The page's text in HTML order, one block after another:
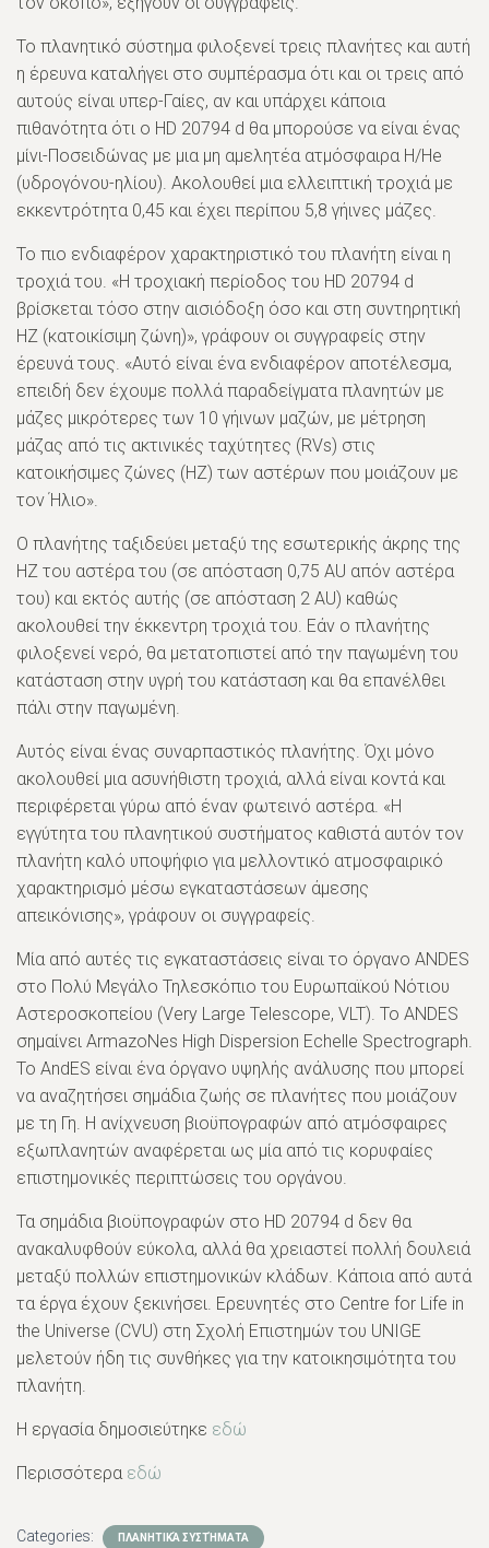
Το πλανητικό σύστημα φιλοξενεί τρεις πλανήτες και αυτή
η έρευνα καταλήγει στο συμπέρασμα ότι και οι τρεις από
αυτούς είναι υπερ-Γαίες, αν και υπάρχει κάποια
πιθανότητα ότι ο HD 20794 d θα μπορούσε να είναι ένας
μίνι-Ποσειδώνας με μια μη αμελητέα ατμόσφαιρα H/He
(υδρογόνου-ηλίου). Ακολουθεί μια ελλειπτική τροχιά με
εκκεντρότητα 0,45 και έχει περίπου 5,8 γήινες μάζες.
Το πιο ενδιαφέρον χαρακτηριστικό του πλανήτη είναι η
τροχιά του. «Η τροχιακή περίοδος του HD 20794 d
βρίσκεται τόσο στην αισιόδοξη όσο και στη συντηρητική
HZ (κατοικίσιμη ζώνη)», γράφουν οι συγγραφείς στην
έρευνά τους. «Αυτό είναι ένα ενδιαφέρον αποτέλεσμα,
επειδή δεν έχουμε πολλά παραδείγματα πλανητών με
μάζες μικρότερες των 10 γήινων μαζών, με μέτρηση
μάζας από τις ακτινικές ταχύτητες (RVs) στις
κατοικήσιμες ζώνες (HZ) των αστέρων που μοιάζουν με
τον Ήλιο».
Ο πλανήτης ταξιδεύει μεταξύ της εσωτερικής άκρης της
HZ του αστέρα του (σε απόσταση 0,75 AU απόν αστέρα
του) και εκτός αυτής (σε απόσταση 2 AU) καθώς
ακολουθεί την έκκεντρη τροχιά του. Εάν ο πλανήτης
φιλοξενεί νερό, θα μετατοπιστεί από την παγωμένη του
κατάσταση στην υγρή του κατάσταση και θα επανέλθει
πάλι στην παγωμένη.
Αυτός είναι ένας συναρπαστικός πλανήτης. Όχι μόνο
ακολουθεί μια ασυνήθιστη τροχιά, αλλά είναι κοντά και
περιφέρεται γύρω από έναν φωτεινό αστέρα. «Η
εγγύτητα του πλανητικού συστήματος καθιστά αυτόν τον
πλανήτη καλό υποψήφιο για μελλοντικό ατμοσφαιρικό
χαρακτηρισμό μέσω εγκαταστάσεων άμεσης
απεικόνισης», γράφουν οι συγγραφείς.
Μία από αυτές τις εγκαταστάσεις είναι το όργανο ANDES
στο Πολύ Μεγάλο Τηλεσκόπιο του Ευρωπαϊκού Νότιου
Αστεροσκοπείου (Very Large Telescope, VLT). Το ANDES
σημαίνει ArmazoNes High Dispersion Echelle Spectrograph.
Το AndES είναι ένα όργανο υψηλής ανάλυσης που μπορεί
να αναζητήσει σημάδια ζωής σε πλανήτες που μοιάζουν
με τη Γη. Η ανίχνευση βιοϋπογραφών από ατμόσφαιρες
εξωπλανητών αναφέρεται ως μία από τις κορυφαίες
επιστημονικές περιπτώσεις του οργάνου.
Τα σημάδια βιοϋπογραφών στο HD 20794 d δεν θα
ανακαλυφθούν εύκολα, αλλά θα χρειαστεί πολλή δουλειά
μεταξύ πολλών επιστημονικών κλάδων. Κάποια από αυτά
τα έργα έχουν ξεκινήσει. Ερευνητές στο Centre for Life in
the Universe (CVU) στη Σχολή Επιστημών του UNIGE
μελετούν ήδη τις συνθήκες για την κατοικησιμότητα του
πλανήτη.
Η εργασία δημοσιεύτηκε εδώ
Περισσότερα εδώ
Categories: ΠΛΑΝΗΤΙΚΆ ΣΥΣΤΉΜΑΤΑ